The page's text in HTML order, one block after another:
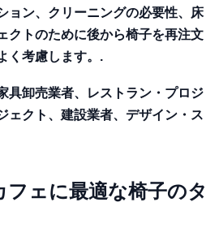
ョン、クリーニングの必要性、床
クトのために後から椅子を再注文
く考慮します。.
具卸売業者、レストラン・プロジ
ェクト、建設業者、デザイン・ス
ェに最適な椅子のタ